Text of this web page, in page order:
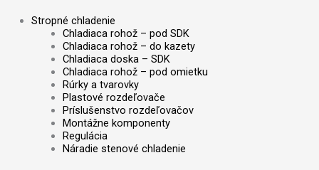
Stropné chladenie
Chladiaca rohož – pod SDK
Chladiaca rohož – do kazety
Chladiaca doska – SDK
Chladiaca rohož – pod omietku
Rúrky a tvarovky
Plastové rozdeľovače
Príslušenstvo rozdeľovačov
Montážne komponenty
Regulácia
Náradie stenové chladenie